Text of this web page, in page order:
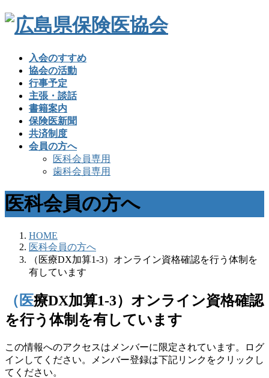
入会のすすめ
協会の活動
行事予定
主張・談話
書籍案内
保険医新聞
共済制度
会員の方へ
医科会員専用
歯科会員専用
医科会員の方へ
HOME
医科会員の方へ
（医療DX加算1-3）オンライン資格確認を行う体制を
有しています
（医療DX加算1-3）オンライン資格確認
を行う体制を有しています
この情報へのアクセスはメンバーに限定されています。ログ
インしてください。メンバー登録は下記リンクをクリックし
てください。